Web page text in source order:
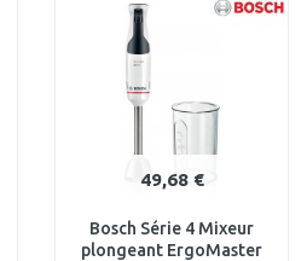
Au comparatif
49,68 €
Bosch Série 4 Mixeur
plongeant ErgoMaster